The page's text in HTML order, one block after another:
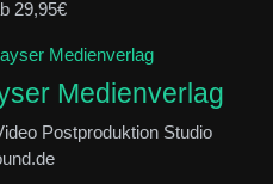
29,95€
Medienverlag
Postproduktion Studio